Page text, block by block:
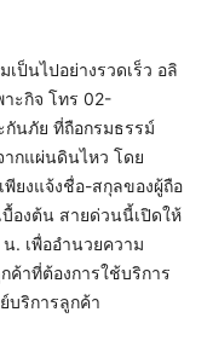
ป็นไปอย่างรวดเร็ว อลิ
ะกิจ โทร 02-
นภัย ที่ถือกรมธรรม์
กแผ่นดินไหว โดย
ยงแจ้งชื่อ-สกุลของผู้ถือ
บื้องต้น สายด่วนนี้เปิดให้
. เพื่ออำนวยความ
ค้าที่ต้องการใช้บริการ
บริการลูกค้า